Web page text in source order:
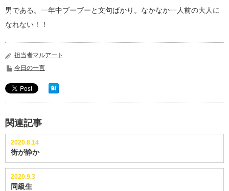
男である。一年中ブーブーと文句ばかり。なかなか一人前の大人に
なれない！！
担当者マルアート
今日の一言
関連記事
2020.8.14
街が静か
2020.9.3
同級生